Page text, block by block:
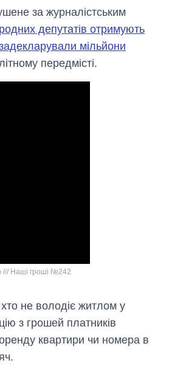
за журналістським
депутатів отримують
мільйони
передмісті.
/// Наші гроші №242
не володіє житлом у
з грошей платників
квартири чи номера в
магістратуру та
аспірантуру